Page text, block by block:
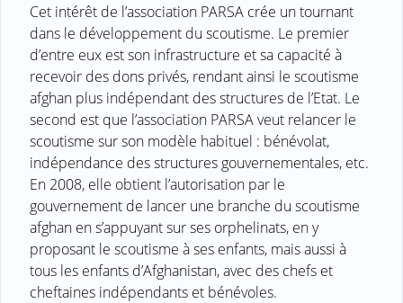
Cet intérêt de l’association PARSA crée un tournant
dans le développement du scoutisme. Le premier
d’entre eux est son infrastructure et sa capacité à
recevoir des dons privés, rendant ainsi le scoutisme
afghan plus indépendant des structures de l’Etat. Le
second est que l’association PARSA veut relancer le
scoutisme sur son modèle habituel : bénévolat,
indépendance des structures gouvernementales, etc.
En 2008, elle obtient l’autorisation par le
gouvernement de lancer une branche du scoutisme
afghan en s’appuyant sur ses orphelinats, en y
proposant le scoutisme à ses enfants, mais aussi à
tous les enfants d’Afghanistan, avec des chefs et
cheftaines indépendants et bénévoles.